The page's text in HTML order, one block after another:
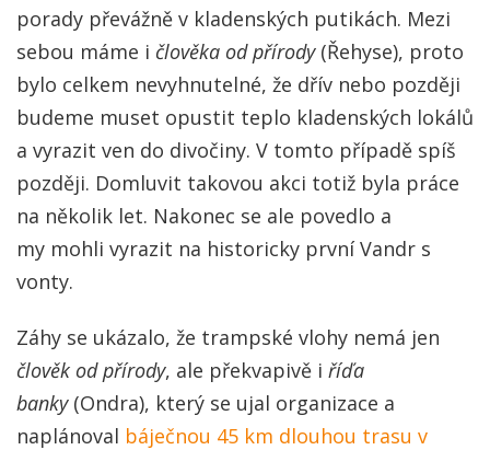
porady převážně v kladenských putikách. Mezi
sebou máme i člověka od přírody(Řehyse), proto
bylo celkem nevyhnutelné, že dřív nebo později
budeme muset opustit teplo kladenských lokálů
a vyrazit ven do divočiny. V tomto případě spíš
později. Domluvit takovou akci totiž byla práce
na několik let. Nakonec se ale povedlo a
my mohli vyrazit na historicky první Vandr s
vonty.
Záhy se ukázalo, že trampské vlohy nemá jen
člověk od přírody, ale překvapivě i říďa
banky (Ondra), který se ujal organizace a
naplánoval báječnou 45 km dlouhou trasu v